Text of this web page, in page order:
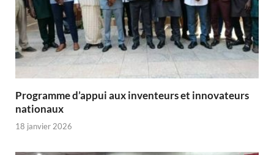
Programme d’appui aux inventeurs et innovateurs
nationaux
18 janvier 2026